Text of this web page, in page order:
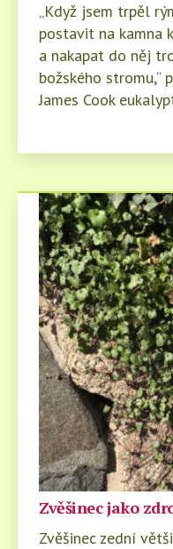
„Když jsem trpěl
postavit na kamna
a nakapat do něj
božského stromu,“
James Cook
Zvěšinec jako
Zvěšinec zední